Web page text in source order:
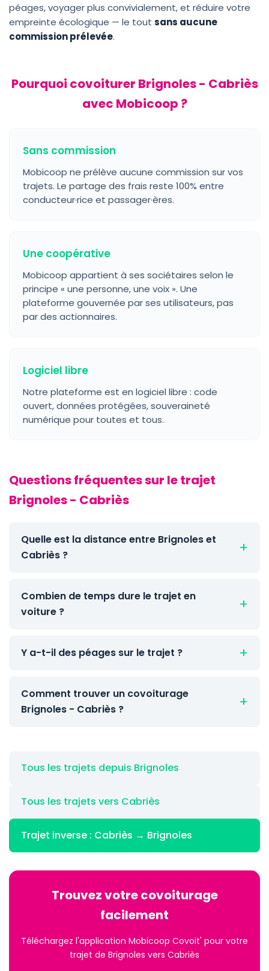
péages, voyager plus convivialement, et réduire votre
empreinte écologique — le tout sans aucune
commission prélevée.
Pourquoi covoiturer Brignoles - Cabriès
avec Mobicoop ?
Sans commission
Mobicoop ne prélève aucune commission sur vos
trajets. Le partage des frais reste 100% entre
conducteur·rice et passager·ères.
Une coopérative
Mobicoop appartient à ses sociétaires selon le
principe « une personne, une voix ». Une
plateforme gouvernée par ses utilisateurs, pas
par des actionnaires.
Logiciel libre
Notre plateforme est en logiciel libre : code
ouvert, données protégées, souveraineté
numérique pour toutes et tous.
Questions fréquentes sur le trajet
Brignoles - Cabriès
Quelle est la distance entre Brignoles et
Cabriès ?
Combien de temps dure le trajet en
voiture ?
Y a-t-il des péages sur le trajet ?
Comment trouver un covoiturage
Brignoles - Cabriès ?
Tous les trajets depuis Brignoles
Tous les trajets vers Cabriès
Trajet inverse : Cabriès → Brignoles
Trouvez votre covoiturage
facilement
Téléchargez l'application Mobicoop Covoit' pour votre
trajet de Brignoles vers Cabriès